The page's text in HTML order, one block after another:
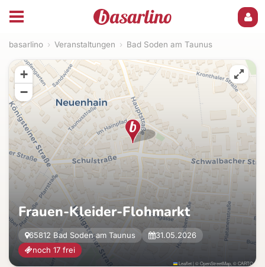
basarlino › Veranstaltungen › Bad Soden am Taunus
Frauen-Kleider-Flohmarkt
65812 Bad Soden am Taunus
31.05.2026
noch 17 frei
+
−
Leaflet| ©OpenStreetMap , ©CARTO